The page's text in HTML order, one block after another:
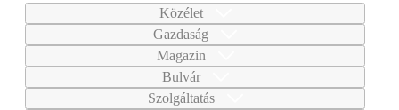
Közélet
Gazdaság
Magazin
Bulvár
Szolgáltatás